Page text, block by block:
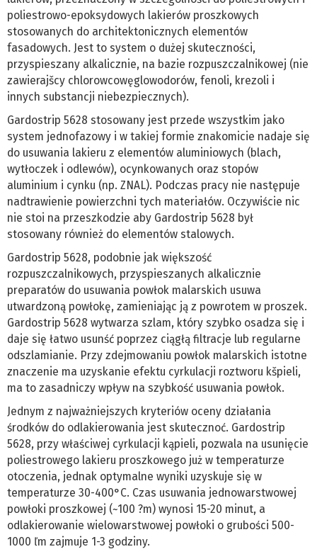
poliestrowo-epoksydowych lakierów proszkowych
stosowanych do architektonicznych elementów
fasadowych. Jest to system o dużej skuteczności,
przyspieszany alkalicznie, na bazie rozpuszczalnikowej (nie
zawierajšcy chlorowcowęglowodorów, fenoli, krezoli i
innych substancji niebezpiecznych).
Gardostrip 5628 stosowany jest przede wszystkim jako
system jednofazowy i w takiej formie znakomicie nadaje się
do usuwania lakieru z elementów aluminiowych (blach,
wytłoczek i odlewów), ocynkowanych oraz stopów
aluminium i cynku (np. ZNAL). Podczas pracy nie następuje
nadtrawienie powierzchni tych materiałów. Oczywiście nic
nie stoi na przeszkodzie aby Gardostrip 5628 był
stosowany również do elementów stalowych.
Gardostrip 5628, podobnie jak większość
rozpuszczalnikowych, przyspieszanych alkalicznie
preparatów do usuwania powłok malarskich usuwa
utwardzoną powłokę, zamieniając ją z powrotem w proszek.
Gardostrip 5628 wytwarza szlam, który szybko osadza się i
daje się łatwo usunść poprzez ciągłą filtracje lub regularne
odszlamianie. Przy zdejmowaniu powłok malarskich istotne
znaczenie ma uzyskanie efektu cyrkulacji roztworu kšpieli,
ma to zasadniczy wpływ na szybkość usuwania powłok.
Jednym z najważniejszych kryteriów oceny działania
środków do odlakierowania jest skutecznoć. Gardostrip
5628, przy właściwej cyrkulacji kąpieli, pozwala na usunięcie
poliestrowego lakieru proszkowego już w temperaturze
otoczenia, jednak optymalne wyniki uzyskuje się w
temperaturze 30-400°C. Czas usuwania jednowarstwowej
powłoki proszkowej (~100 ?m) wynosi 15-20 minut, a
odlakierowanie wielowarstwowej powłoki o grubości 500-
1000 ľm zajmuje 1-3 godziny.